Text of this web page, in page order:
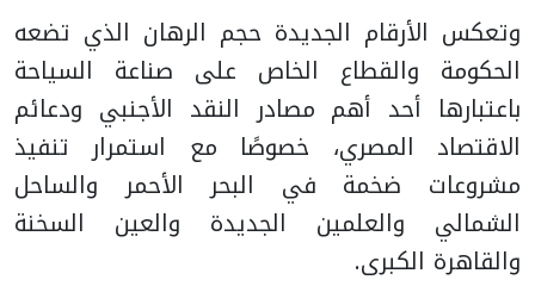
وتعكس الأرقام الجديدة حجم الرهان الذي تضعه
الحكومة والقطاع الخاص على صناعة السياحة
باعتبارها أحد أهم مصادر النقد الأجنبي ودعائم
الاقتصاد المصري، خصوصًا مع استمرار تنفيذ
مشروعات ضخمة في البحر الأحمر والساحل
الشمالي والعلمين الجديدة والعين السخنة
والقاهرة الكبرى.